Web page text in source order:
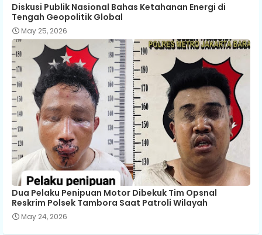
Diskusi Publik Nasional Bahas Ketahanan Energi di
Tengah Geopolitik Global
May 25, 2026
Dua Pelaku Penipuan Motor Dibekuk Tim Opsnal
Reskrim Polsek Tambora Saat Patroli Wilayah
May 24, 2026